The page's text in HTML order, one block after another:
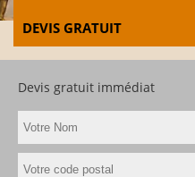
DEVIS GRATUIT
Devis gratuit immédiat